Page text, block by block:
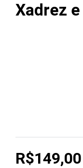
Xadrez
R$149,00